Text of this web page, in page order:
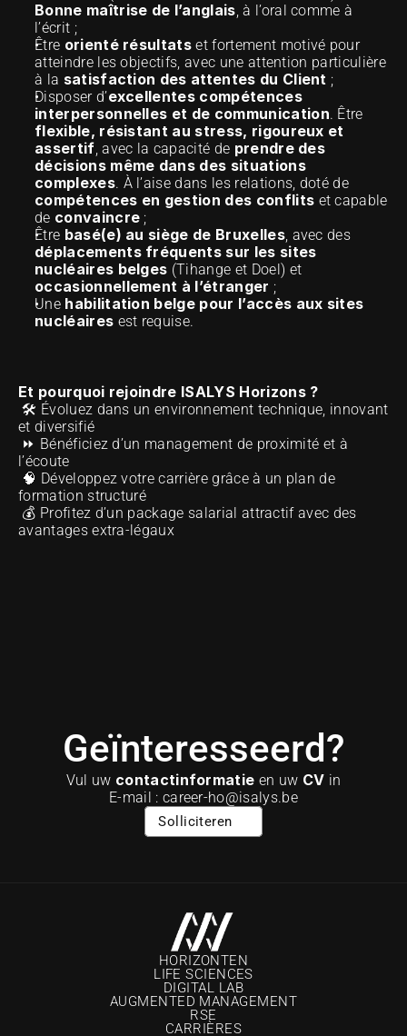
Bonne maîtrise de l’anglais, à l’oral comme à
l’écrit ;
Être orienté résultats et fortement motivé pour
atteindre les objectifs, avec une attention particulière
à la satisfaction des attentes du Client ;
Disposer d’excellentes compétences
interpersonnelles et de communication
flexible, résistant au stress, rigoureux et
assertif, avec la capacité de prendre des
décisions même dans des situations
complexes
compétences en gestion des conflits et capable
de convaincre ;
Être basé(e) au siège de Bruxelles
déplacements fréquents sur les sites
nucléaires belges
occasionnellement à l’étranger ;
Une habilitation belge pour l’accès aux sites
nucléaires est requise.
Et pourquoi rejoindre ISALYS Horizons ?
🛠️ Évoluez dans un environnement technique, innovant
et diversifié
l’écoute
formation structuré
avantages extra-légaux
Geïnteresseerd?
Vul uw contactinformatie en uw CV in
E-mail : career-ho@isalys.be
Solliciteren
HORIZONTEN
LIFE SCIENCES
DIGITAL LAB
AUGMENTED MANAGEMENT
RSE
CARRIÈRES